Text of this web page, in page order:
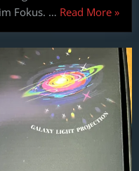
der
Fokus. … Read More
mit
der
»